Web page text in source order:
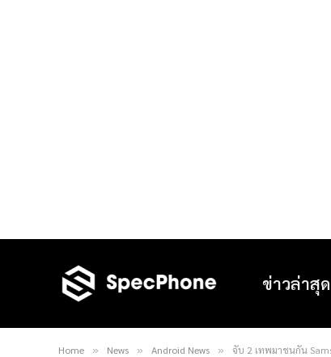
ข่าวล่าสุด
Home » News » Android News » จับ 2 เทพมาชนกัน